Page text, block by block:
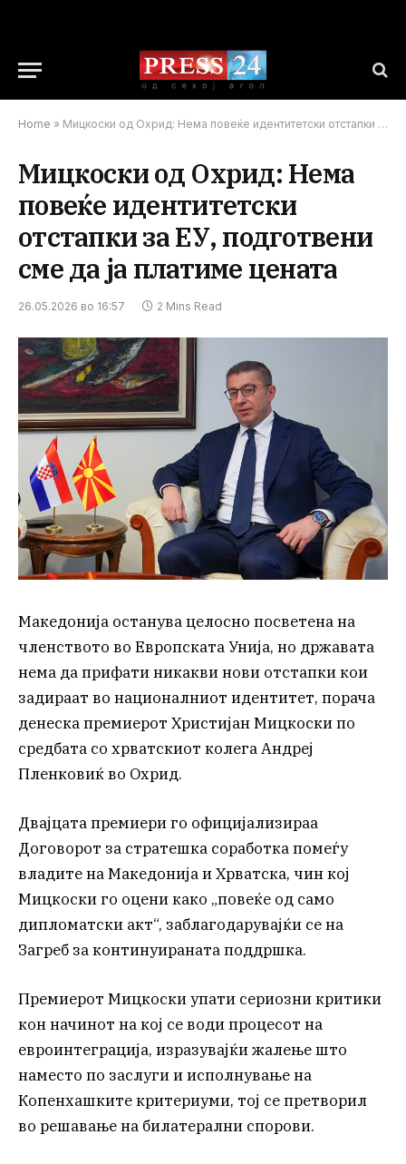
Home » Мицкоски од Охрид: Нема повеќе идентитетски отстапки за ЕУ, подготвени сме да ја платиме цената
Мицкоски од Охрид: Нема
повеќе идентитетски
отстапки за ЕУ, подготвени
сме да ја платиме цената
26.05.2026 во 16:57 2 Mins Read
Македонија останува целосно посветена на
членството во Европската Унија, но државата
нема да прифати никакви нови отстапки кои
задираат во националниот идентитет, порача
денеска премиерот Христијан Мицкоски по
средбата со хрватскиот колега Андреј
Пленковиќ во Охрид.
Двајцата премиери го официјализираа
Договорот за стратешка соработка помеѓу
владите на Македонија и Хрватска, чин кој
Мицкоски го оцени како „повеќе од само
дипломатски акт“, заблагодарувајќи се на
Загреб за континуираната поддршка.
Премиерот Мицкоски упати сериозни критики
кон начинот на кој се води процесот на
евроинтеграција, изразувајќи жалење што
наместо по заслуги и исполнување на
Копенхашките критериуми, тој се претворил
во решавање на билатерални спорови.